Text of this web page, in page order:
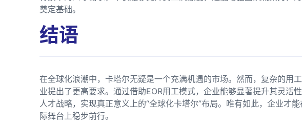
奠定基础。
结语
在全球化浪潮中，卡塔尔无疑是一个充满机遇的市场。然而，复杂的用
业提出了更高要求。通过借助EOR用工模式，企业能够显著提升其灵活
人才战略，实现真正意义上的“全球化卡塔尔”布局。唯有如此，企业才
际舞台上稳步前行。